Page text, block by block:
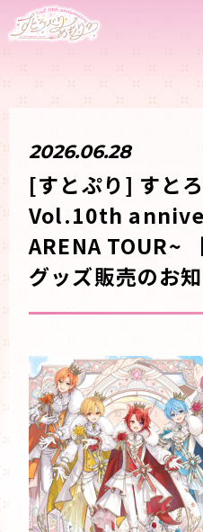
2026.06.28
[すとぷり] すと
Vol.10th
ARENA TOUR~
グッズ販売のお